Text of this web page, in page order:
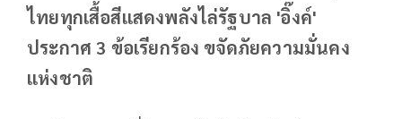
ไทยทุกเสื้อสีแสดงพลังไล่รัฐบาล 'อิ๊งค์'
ประกาศ 3 ข้อเรียกร้อง ขจัดภัยความมั่นคง
แห่งชาติ